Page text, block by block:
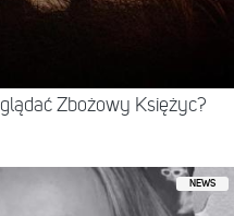
Zbożowy Księżyc?
NEWS